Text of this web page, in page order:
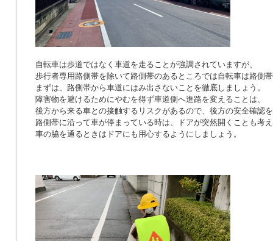
自転車は歩道ではなく車道を走ることが強調されていますが、
歩行者専用路側帯を除いて路側帯のあるところでは自転車は路側
まずは、路側帯から車道にはみ出さないことを徹底しましょう。
障害物を避けるためにやむを得ず車道側へ進路を変えることは、
後方から来る車との接触するリスクがあるので、後方の安全確認
路側帯に沿って車が停まっている時は、ドアが突然開くことも考
車の脇を通るときはドアにも用心するようにしましょう。